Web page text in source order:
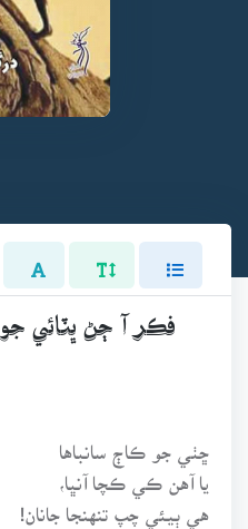
فڪر آ ڄڻ ڀٽائي جو
ڇٺي جو ڪاڄ سانباها
يا آهن ڪي ڪچا آنڀا،
هي ٻيئي چپ تنهنجا جانان!